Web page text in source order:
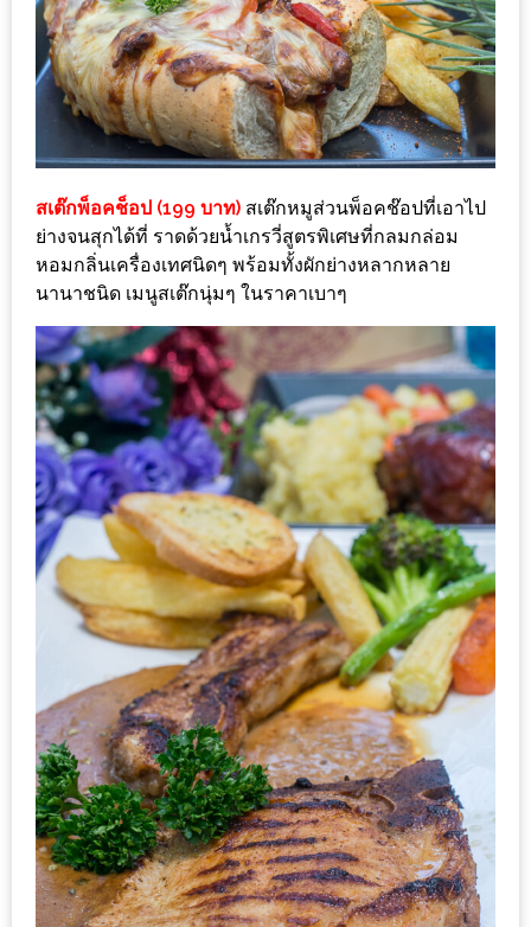
กับ
แผนที่
ร้าน
หมู
กระทะ
ทั่ว
เชียงใหม่
งบ
ไม่
บาน
ปลาย
อิ่ม
ชิ
ลล์
ไม่
เกิน
200
บาท
ชี้
เบาะแส
ความ
อร่อย
ตาม
รอย
น้า
อ้วน
สเต๊กพ็อคช็อป (199 บาท) สเต๊กหมูส่วนพ็อคช๊อปที่เอาไป
ย่างจนสุกได้ที่ ราดด้วยน้ำเกรวี่สูตรพิเศษที่กลมกล่อม
หอมกลิ่นเครื่องเทศนิดๆ พร้อมทั้งผักย่างหลากหลาย
นานาชนิด เมนูสเต๊กนุ่มๆ ในราคาเบาๆ